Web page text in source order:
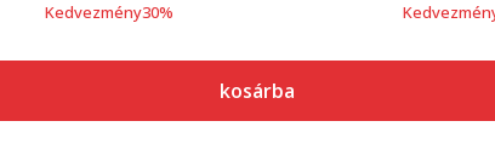
Kedvezmény30%
kosárba